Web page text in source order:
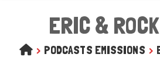
ERIC &
> PODCASTS EMISSIONS >